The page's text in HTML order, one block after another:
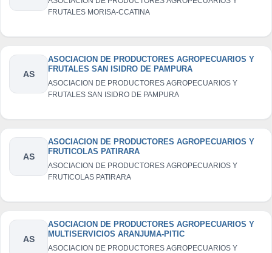
FRUTALES MORISA-CCATINA
AS
ASOCIACION DE PRODUCTORES AGROPECUARIOS Y
FRUTALES SAN ISIDRO DE PAMPURA
ASOCIACION DE PRODUCTORES AGROPECUARIOS Y
FRUTALES SAN ISIDRO DE PAMPURA
AS
ASOCIACION DE PRODUCTORES AGROPECUARIOS Y
FRUTICOLAS PATIRARA
ASOCIACION DE PRODUCTORES AGROPECUARIOS Y
FRUTICOLAS PATIRARA
AS
ASOCIACION DE PRODUCTORES AGROPECUARIOS Y
MULTISERVICIOS ARANJUMA-PITIC
ASOCIACION DE PRODUCTORES AGROPECUARIOS Y